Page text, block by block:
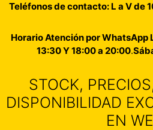
Teléfonos de contacto: L a V de
Horario Atención por WhatsApp
13:30 Y 18:00 a 20:00.
STOCK,
DISPONIBILIDAD
EN